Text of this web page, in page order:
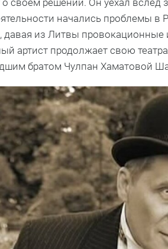
своем решении. Он уехал вслед
начались проблемы
давая из Литвы
артист продолжает свою
братом Чулпан Хаматовой